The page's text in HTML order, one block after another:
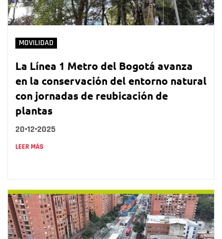
MOVILIDAD
La Línea 1 Metro del Bogotá avanza
en la conservación del entorno natural
con jornadas de reubicación de
plantas
20•12•2025
LEER MÁS